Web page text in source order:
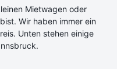
Mietwagen oder
Wir haben immer ein
Unten stehen einige